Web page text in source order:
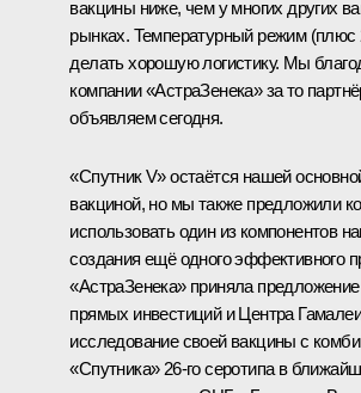
вакцины ниже, чем у многих других
рынках. Температурный режим (плюс
делать хорошую логистику. Мы
компании «АстраЗенека» за то
объявляем сегодня.
«Спутник V» остаётся нашей
вакциной, но мы также предложили
использовать один из компонентов
создания ещё одного эффективного
«АстраЗенека» приняла
прямых инвестиций и Центра
исследование своей вакцины с
«Спутника» 26-го серотипа в